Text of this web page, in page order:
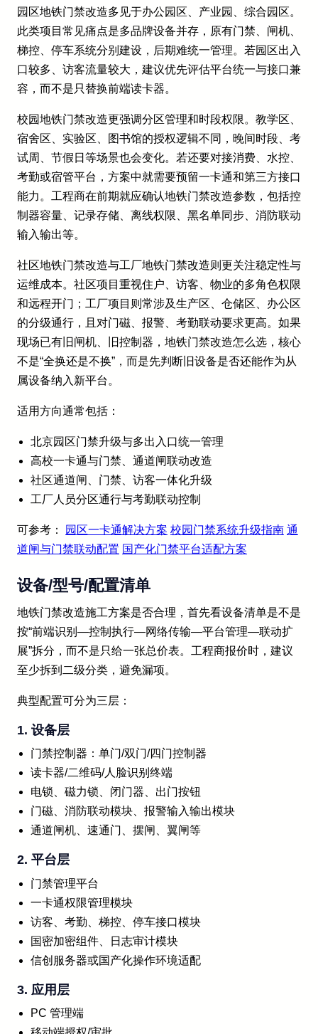
园区地铁门禁改造多见于办公园区、产业园、综合园区。
此类项目常见痛点是多品牌设备并存，原有门禁、闸机、
梯控、停车系统分别建设，后期难统一管理。若园区出入
口较多、访客流量较大，建议优先评估平台统一与接口兼
容，而不是只替换前端读卡器。
校园地铁门禁改造更强调分区管理和时段权限。教学区、
宿舍区、实验区、图书馆的授权逻辑不同，晚间时段、考
试周、节假日等场景也会变化。若还要对接消费、水控、
考勤或宿管平台，方案中就需要预留一卡通和第三方接口
能力。工程商在前期就应确认地铁门禁改造参数，包括控
制器容量、记录存储、离线权限、黑名单同步、消防联动
输入输出等。
社区地铁门禁改造与工厂地铁门禁改造则更关注稳定性与
运维成本。社区项目重视住户、访客、物业的多角色权限
和远程开门；工厂项目则常涉及生产区、仓储区、办公区
的分级通行，且对门磁、报警、考勤联动要求更高。如果
现场已有旧闸机、旧控制器，地铁门禁改造怎么选，核心
不是“全换还是不换”，而是先判断旧设备是否还能作为从
属设备纳入新平台。
适用方向通常包括：
北京园区门禁升级与多出入口统一管理
高校一卡通与门禁、通道闸联动改造
社区通道闸、门禁、访客一体化升级
工厂人员分区通行与考勤联动控制
可参考： 园区一卡通解决方案 校园门禁系统升级指南 通
道闸与门禁联动配置 国产化门禁平台适配方案
设备/型号/配置清单
地铁门禁改造施工方案是否合理，首先看设备清单是不是
按“前端识别—控制执行—网络传输—平台管理—联动扩
展”拆分，而不是只给一张总价表。工程商报价时，建议
至少拆到二级分类，避免漏项。
典型配置可分为三层：
1. 设备层
门禁控制器：单门/双门/四门控制器
读卡器/二维码/人脸识别终端
电锁、磁力锁、闭门器、出门按钮
门磁、消防联动模块、报警输入输出模块
通道闸机、速通门、摆闸、翼闸等
2. 平台层
门禁管理平台
一卡通权限管理模块
访客、考勤、梯控、停车接口模块
国密加密组件、日志审计模块
信创服务器或国产化操作环境适配
3. 应用层
PC 管理端